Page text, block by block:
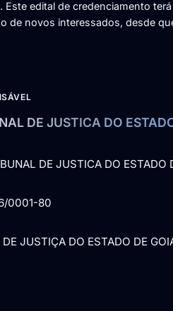
. Este edital de credenciamento
de novos interessados, desde
DE JUSTICA DO
DE JUSTICA DO ESTADO
0001-80
JUSTIÇA DO ESTADO DE